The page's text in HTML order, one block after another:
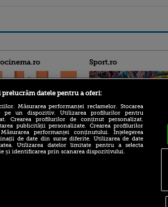
intense pentru
Stan! Iubita lui,
l-a făcut tată!
Sport.ro
Ioan Andone îl face praf pe
fotbalistul pe care Gigi
Becali îl plătește cu 25.000
de euro: „Nu poți să faci
datele pentru a oferi:
Măsurarea performanței reclamelor. Stocarea
pe un dispozitiv. Utilizarea profilurilor pentru
Crearea profilurilor de conținut personalizat.
publicității personalizate. Crearea profilurilor
performanței conținutului. Înțelegerea
de date din surse diferite. Utilizarea de date
Utilizarea datelor limitate pentru a selecta
și identificarea prin scanarea dispozitivului.